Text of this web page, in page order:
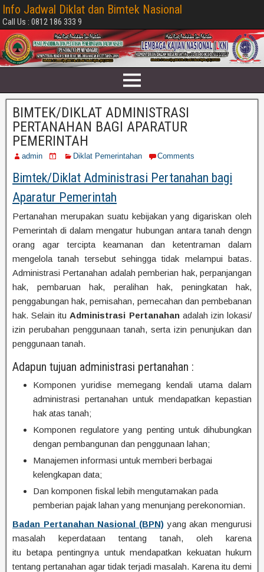
Info Jadwal Diklat dan Bimtek Nasional
Call Us : 0812 186 333 9
BIMTEK/DIKLAT ADMINISTRASI
PERTANAHAN BAGI APARATUR
PEMERINTAH
admin Diklat Pemerintahan Comments
Bimtek/Diklat Administrasi Pertanahan bagi
Aparatur Pemerintah
Pertanahan merupakan suatu kebijakan yang digariskan oleh
Pemerintah di dalam mengatur hubungan antara tanah dengn
orang agar tercipta keamanan dan ketentraman dalam
mengelola tanah tersebut sehingga tidak melampui batas.
Administrasi Pertanahan adalah pemberian hak, perpanjangan
hak, pembaruan hak, peralihan hak, peningkatan hak,
penggabungan hak, pemisahan, pemecahan dan pembebanan
hak. Selain itu Administrasi Pertanahanadalah izin lokasi/
izin perubahan penggunaan tanah, serta izin penunjukan dan
penggunaan tanah.
Adapun tujuan administrasi pertanahan :
Komponen yuridise memegang kendali utama dalam
administrasi pertanahan untuk mendapatkan kepastian
hak atas tanah;
Komponen regulatore yang penting untuk dihubungkan
dengan pembangunan dan penggunaan lahan;
Manajemen informasi untuk memberi berbagai
kelengkapan data;
Dan komponen fiskal lebih mengutamakan pada
pemberian pajak lahan yang menunjang perekonomian.
Badan Pertanahan Nasional (BPN) yang akan mengurusi
masalah keperdataan tentang tanah, oleh karena
itu betapa pentingnya untuk mendapatkan kekuatan hukum
tentang pertanahan agar tidak terjadi masalah. Karena itu demi